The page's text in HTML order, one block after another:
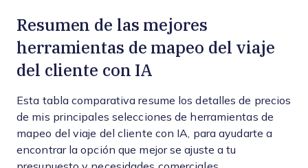
Resumen de las mejores
herramientas de mapeo del viaje
del cliente con IA
Esta tabla comparativa resume los detalles de precios
de mis principales selecciones de herramientas de
mapeo del viaje del cliente con IA, para ayudarte a
encontrar la opción que mejor se ajuste a tu